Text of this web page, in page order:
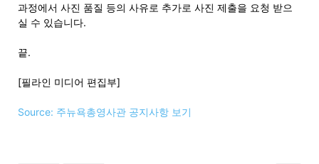
과정에서 사진 품질 등의 사유로 추가로 사진 제출을 요청 받으
실 수 있습니다.
끝.
[필라인 미디어 편집부]
Source: 주뉴욕총영사관 공지사항 보기